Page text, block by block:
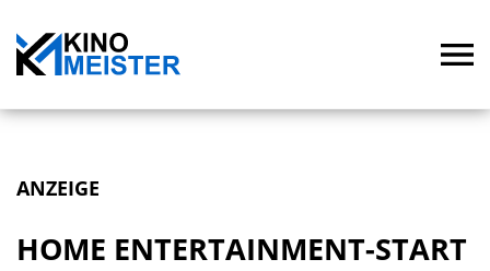
ANZEIGE
HOME ENTERTAINMENT-START